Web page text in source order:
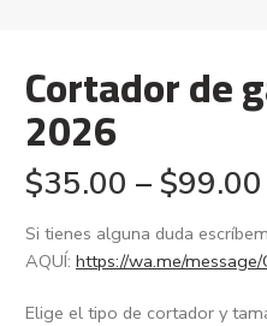
Cortador de
2026
$35.00 – $99.00
Si tienes alguna duda
AQUÍ: https://wa.me/message/
Elige el tipo de cortador y